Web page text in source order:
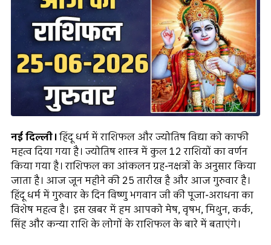
नई दिल्ली।हिंदू धर्म में राशिफल और ज्योतिष विद्या को काफी
महत्व दिया गया है। ज्योतिष शास्त्र में कुल 12 राशियों का वर्णन
किया गया है। राशिफल का आंकलन ग्रह-नक्षत्रों के अनुसार किया
जाता है। आज जून महीने की 25 तारीख है और आज गुरुवार है।
हिंदू धर्म में गुरुवार के दिन विष्णु भगवान जी की पूजा-अराधना का
विशेष महत्व है। इस खबर में हम आपको मेष, वृषभ, मिथुन, कर्क,
सिंह और कन्या राशि के लोगों के राशिफल के बारे में बताएंगे।